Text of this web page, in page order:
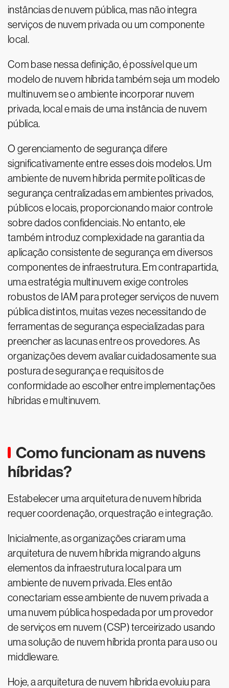
instâncias de nuvem pública, mas não integra
serviços de nuvem privada ou um componente
local.
Com base nessa definição, é possível que um
modelo de nuvem híbrida também seja um modelo
multinuvem se o ambiente incorporar nuvem
privada, local e mais de uma instância de nuvem
pública.
O gerenciamento de segurança difere
significativamente entre esses dois modelos. Um
ambiente de nuvem híbrida permite políticas de
segurança centralizadas em ambientes privados,
públicos e locais, proporcionando maior controle
sobre dados confidenciais. No entanto, ele
também introduz complexidade na garantia da
aplicação consistente de segurança em diversos
componentes de infraestrutura. Em contrapartida,
uma estratégia multinuvem exige controles
robustos de IAM para proteger serviços de nuvem
pública distintos, muitas vezes necessitando de
ferramentas de segurança especializadas para
preencher as lacunas entre os provedores. As
organizações devem avaliar cuidadosamente sua
postura de segurança e requisitos de
conformidade ao escolher entre implementações
híbridas e multinuvem.
Como funcionam as nuvens
híbridas?
Estabelecer uma arquitetura de nuvem híbrida
requer coordenação, orquestração e integração.
Inicialmente, as organizações criaram uma
arquitetura de nuvem híbrida migrando alguns
elementos da infraestrutura local para um
ambiente de nuvem privada. Eles então
conectariam esse ambiente de nuvem privada a
uma nuvem pública hospedada por um provedor
de serviços em nuvem (CSP) terceirizado usando
uma solução de nuvem híbrida pronta para uso ou
middleware.
Hoje, a arquitetura de nuvem híbrida evoluiu para